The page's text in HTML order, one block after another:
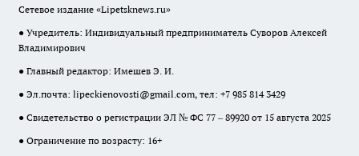
Сетевое издание «Lipetsknews.ru»
● Учредитель: Индивидуальный предприниматель Суворов Алексей
Владимирович
● Главный редактор: Имешев Э. И.
● Эл.почта: lipeckienovosti@gmail.com, тел: +7 985 814 3429
● Свидетельство о регистрации ЭЛ № ФС 77 – 89920 от 15 августа 2025
● Ограничение по возрасту: 16+